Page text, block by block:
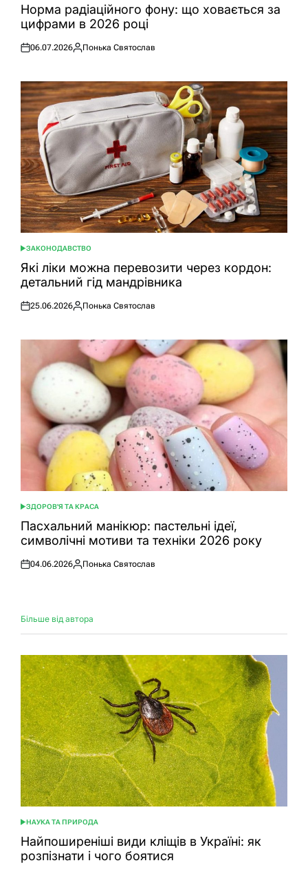
УНорма радіаційного фону: що ховається за
цифрами в 2026 році
Оприлюднено
06.07.2026
Опубліковано
Понька Святослав
ОПУБЛІКУВАТИ
У
ЗАКОНОДАВСТВО
Які ліки можна перевозити через кордон:
детальний гід мандрівника
Оприлюднено
25.06.2026
Опубліковано
Понька Святослав
ОПУБЛІКУВАТИ
У
ЗДОРОВ'Я ТА КРАСА
Пасхальний манікюр: пастельні ідеї,
символічні мотиви та техніки 2026 року
Оприлюднено
04.06.2026
Опубліковано
Понька Святослав
Більше від автора
ОПУБЛІКУВАТИ
У
НАУКА ТА ПРИРОДА
Найпоширеніші види кліщів в Україні: як
розпізнати і чого боятися